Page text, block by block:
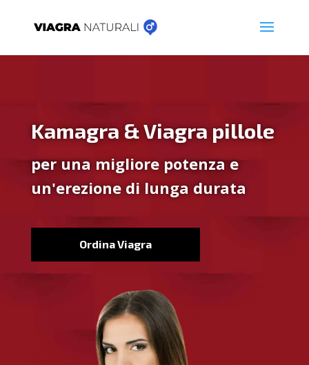
Kamagra & Viagra pillole
per una migliore potenza e
un'erezione di lunga durata
Ordina Viagra